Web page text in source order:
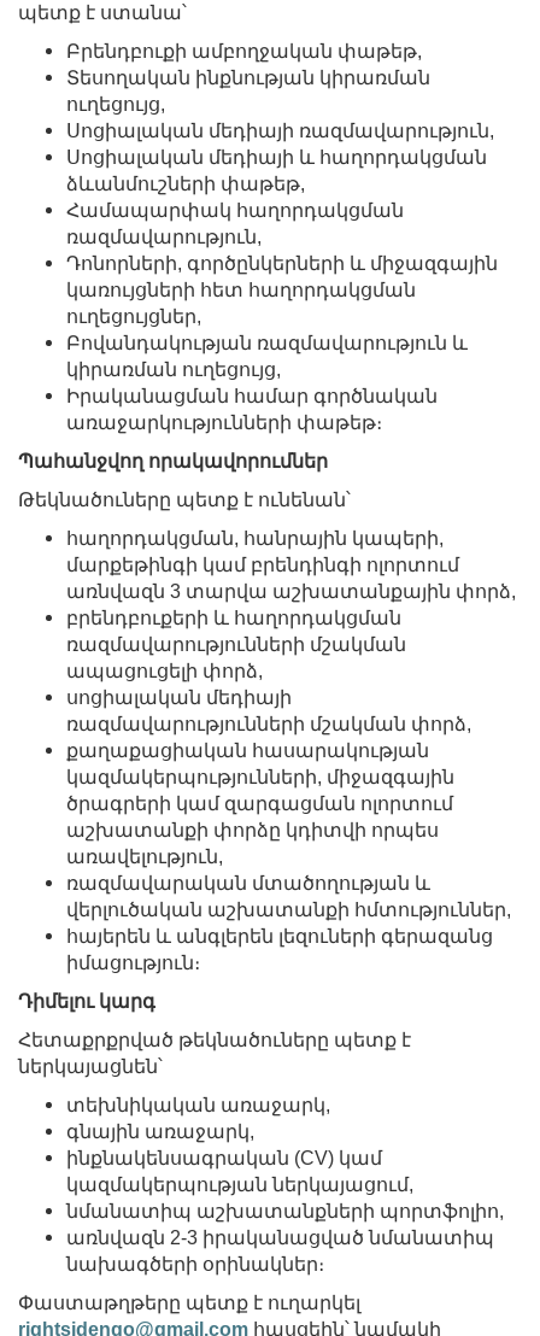
պետք է ստանա՝
Բրենդբուքի ամբողջական փաթեթ,
Տեսողական ինքնության կիրառման
ուղեցույց,
Սոցիալական մեդիայի ռազմավարություն,
Սոցիալական մեդիայի և հաղորդակցման
ձևանմուշների փաթեթ,
Համապարփակ հաղորդակցման
ռազմավարություն,
Դոնորների, գործընկերների և միջազգային
կառույցների հետ հաղորդակցման
ուղեցույցներ,
Բովանդակության ռազմավարություն և
կիրառման ուղեցույց,
Իրականացման համար գործնական
առաջարկությունների փաթեթ։
Պահանջվող որակավորումներ
Թեկնածուները պետք է ունենան՝
հաղորդակցման, հանրային կապերի,
մարքեթինգի կամ բրենդինգի ոլորտում
առնվազն 3 տարվա աշխատանքային փորձ,
բրենդբուքերի և հաղորդակցման
ռազմավարությունների մշակման
ապացուցելի փորձ,
սոցիալական մեդիայի
ռազմավարությունների մշակման փորձ,
քաղաքացիական հասարակության
կազմակերպությունների, միջազգային
ծրագրերի կամ զարգացման ոլորտում
աշխատանքի փորձը կդիտվի որպես
առավելություն,
ռազմավարական մտածողության և
վերլուծական աշխատանքի հմտություններ,
հայերեն և անգլերեն լեզուների գերազանց
իմացություն։
Դիմելու կարգ
Հետաքրքրված թեկնածուները պետք է
ներկայացնեն՝
տեխնիկական առաջարկ,
գնային առաջարկ,
ինքնակենսագրական (CV) կամ
կազմակերպության ներկայացում,
նմանատիպ աշխատանքների պորտֆոլիո,
առնվազն 2-3 իրականացված նմանատիպ
նախագծերի օրինակներ։
Փաստաթղթերը պետք է ուղարկել
rightsidengo@gmail.com հասցեին՝ նամակի